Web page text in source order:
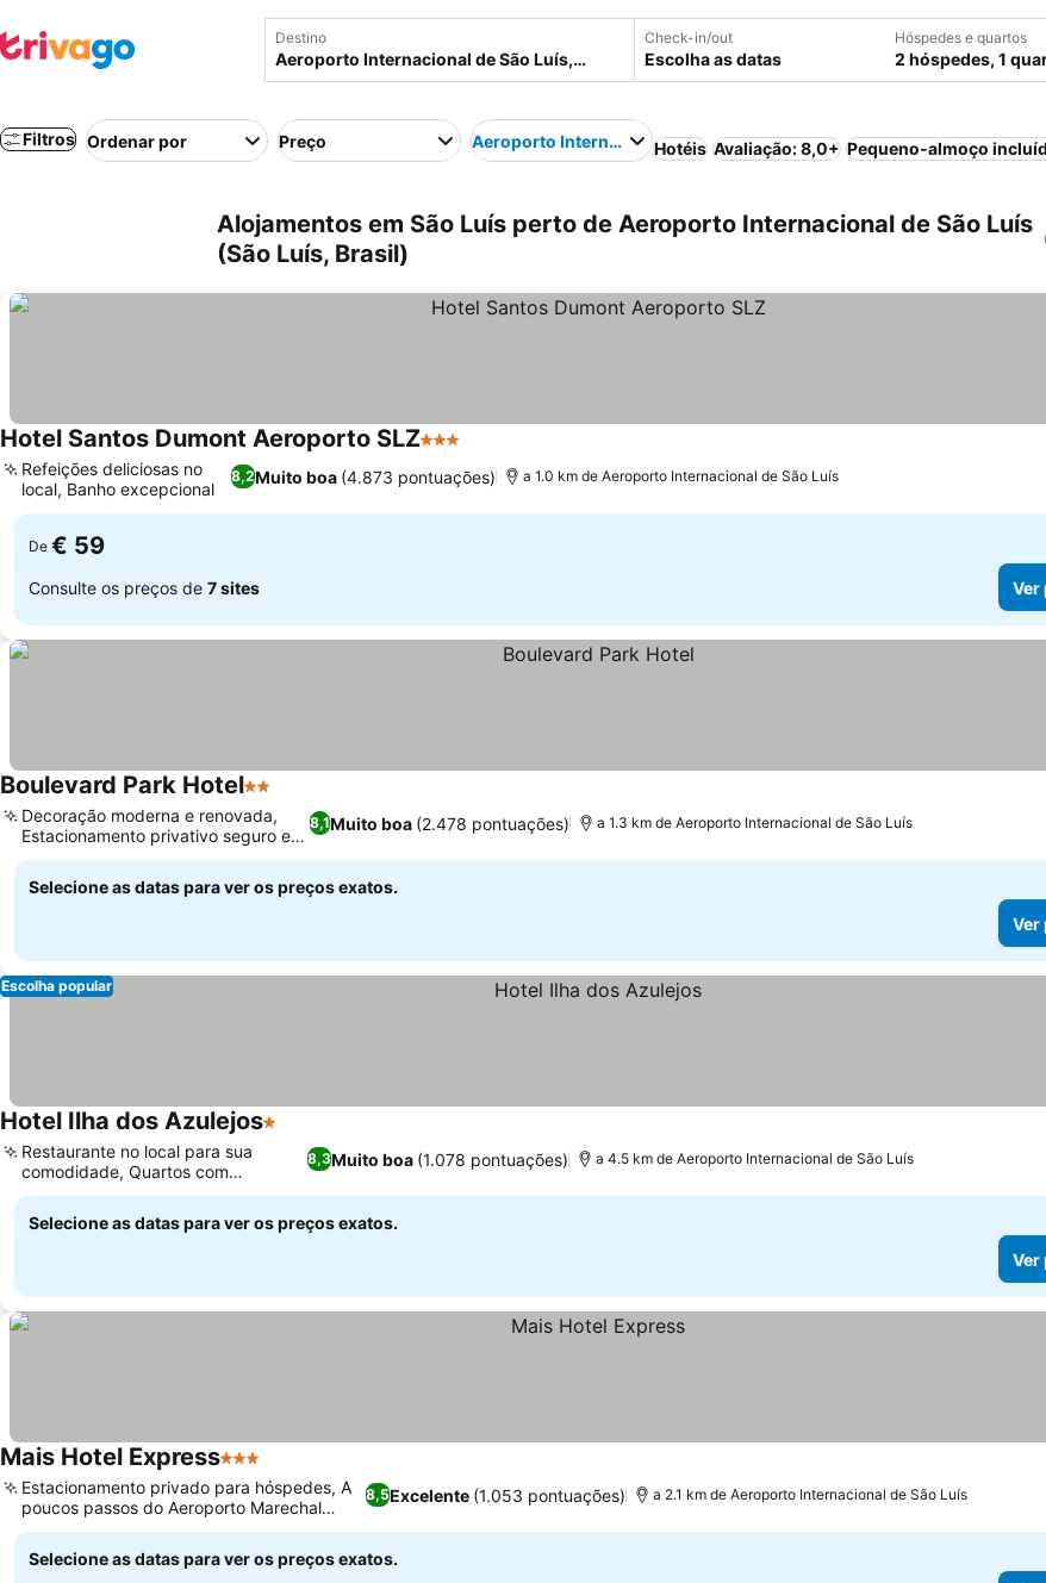
Destino Check-in/out
Escolha as datas
Hóspedes e quartos
2 hóspedes, 1
Filtros Ordenar por Preço Aeroporto Internacional de São Luís
Hotéis Avaliação: 8,0+ Pequeno-almoço
Alojamentos em São Luís perto de Aeroporto Internacional de São Luís
(São Luís, Brasil)
Hotel Santos Dumont Aeroporto SLZ3 Estrelas
8,2Muito boa (4.873 pontuações)
Refeições deliciosas no
local, Banho excepcional
a 1.0 km de Aeroporto Internacional de São Luís
De € 59
Consulte os preços de 7 sites Ver
Boulevard Park Hotel2 Estrelas
8,1Muito boa (2.478 pontuações)
Decoração moderna e renovada,
Estacionamento privativo seguro e
amplo
a 1.3 km de Aeroporto Internacional de São Luís
Selecione as datas para ver os preços exatos.
Ver
Escolha popular
Hotel Ilha dos Azulejos1 Estrelas
8,3Muito boa (1.078 pontuações)
Restaurante no local para sua
comodidade, Quartos com
decoração única
a 4.5 km de Aeroporto Internacional de São Luís
Selecione as datas para ver os preços exatos.
Ver
Mais Hotel Express3 Estrelas
8,5Excelente (1.053 pontuações)
Estacionamento privado para hóspedes, A
poucos passos do Aeroporto Marechal
Cunha Machado
a 2.1 km de Aeroporto Internacional de São Luís
Selecione as datas para ver os preços exatos.